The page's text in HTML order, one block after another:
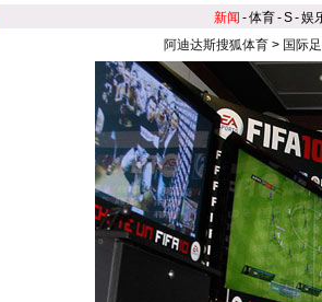
新闻 -体育-S-娱
阿迪达斯搜狐体育> 国际